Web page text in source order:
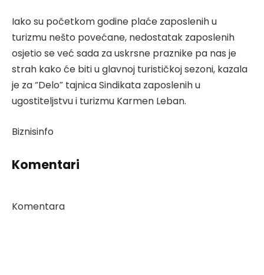
Iako su početkom godine plaće zaposlenih u
turizmu nešto povećane, nedostatak zaposlenih
osjetio se već sada za uskrsne praznike pa nas je
strah kako će biti u glavnoj turističkoj sezoni, kazala
je za “Delo” tajnica Sindikata zaposlenih u
ugostiteljstvu i turizmu Karmen Leban.
Biznisinfo
Komentari
Komentara